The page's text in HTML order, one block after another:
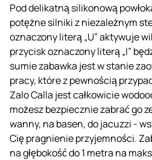
Pod delikatną silikonową
potężne silniki z niezależnym
oznaczony literą „U” aktywuje
przycisk oznaczony literą „I”
sumie zabawka jest w stanie
pracy, które z pewnością
Zalo Calla jest całkowicie
możesz bezpiecznie zabrać go
wanny, na basen, do jacuzzi -
Cię pragnienie przyjemności.
na głębokość do 1 metra na